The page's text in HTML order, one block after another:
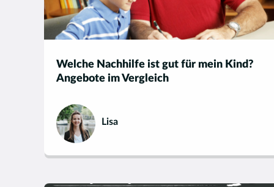
Welche Nachhilfe ist gut für mein Kind?
Angebote im Vergleich
Lisa